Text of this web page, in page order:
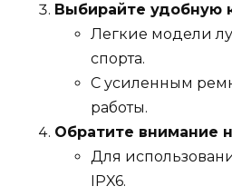
Выбирайте удобную
Легкие модели
спорта.
С усиленным
работы.
Обратите внимание
Для
IPX6.